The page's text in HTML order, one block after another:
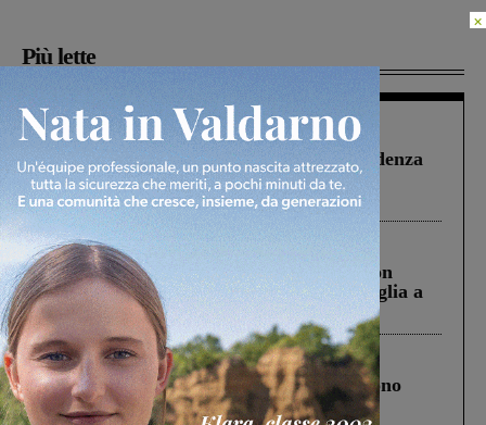
Più lette
Figline Incisa Valdarno 1 Agosto 2026
Piscina di Figline finanziata oltre la scadenza
Pnrr, il gruppo di Fratelli d’Italia: “Un
ringraziamento al Governo”
Cronaca 3 Agosto 2026
Scomparso da una struttura di Castiglion
Fiorentino l’uomo che aveva ucciso la figlia a
Levane nel 2020
Cronaca 4 Agosto 2026
Un anno fa la strage in A1 in cui morirono
Gianni, Giulia e Franco. Lo schianto, il
×